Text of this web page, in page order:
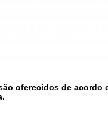
oferecidos de acordo